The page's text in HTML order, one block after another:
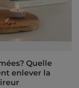
Quelle
enlever la